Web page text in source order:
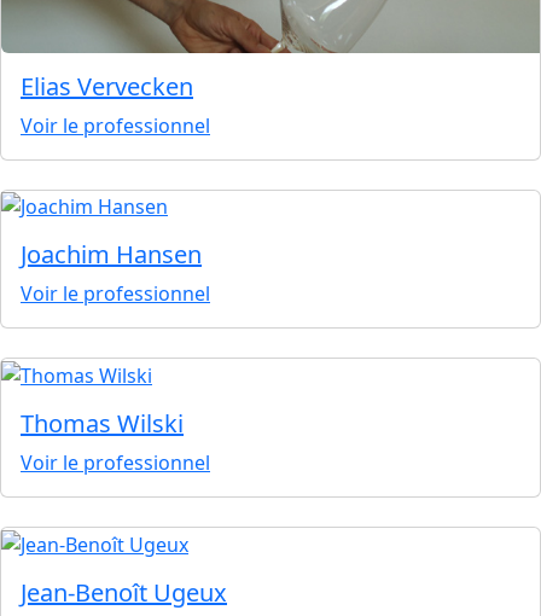
Elias Vervecken
Voir le professionnel
Joachim Hansen
Voir le professionnel
Thomas Wilski
Voir le professionnel
Jean-Benoît Ugeux